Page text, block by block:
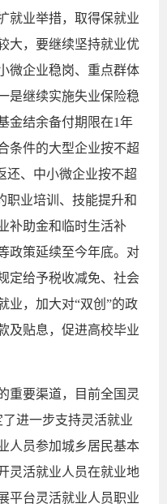
就业举措，取得保就业
大，要继续坚持就业优
微企业稳岗、重点群体
是继续实施失业保险稳
金结余备付期限在1年
条件的大型企业按不超
还、中小微企业按不超
职业培训、技能提升和
补助金和临时生活补
政策延续至今年底。对
定给予税收减免、社会
业，加大对“双创”的政
及贴息，促进高校毕业
重要渠道，目前全国灵
进一步支持灵活就业
人员参加城乡居民基本
灵活就业人员在就业地
平台灵活就业人员职业